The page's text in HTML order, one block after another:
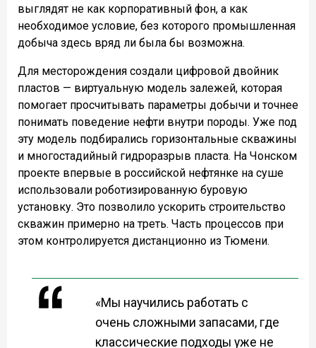
выглядят не как корпоративный фон, а как
необходимое условие, без которого промышленная
добыча здесь вряд ли была бы возможна.
Для месторождения создали цифровой двойник
пластов — виртуальную модель залежей, которая
помогает просчитывать параметры добычи и точнее
понимать поведение нефти внутри породы. Уже под
эту модель подбирались горизонтальные скважины
и многостадийный гидроразрыв пласта. На Чонском
проекте впервые в российской нефтянке на суше
использовали роботизированную буровую
установку. Это позволило ускорить строительство
скважин примерно на треть. Часть процессов при
этом контролируется дистанционно из Тюмени.
«Мы научились работать с
очень сложными запасами, где
классические подходы уже не